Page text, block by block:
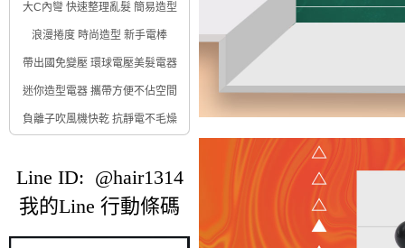
大C內彎 快速整理亂髮 簡易造型
浪漫捲度 時尚造型 新手電棒
帶出國免變壓 環球電壓美髮電器
迷你造型電器 攜帶方便不佔空間
負離子吹風機快乾 抗靜電不毛燥
Line ID: @hair1314
我的Line 行動條碼